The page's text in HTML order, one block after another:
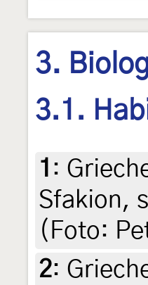
3.
3.1.
1 :
Sfakion,
(Foto:
2: